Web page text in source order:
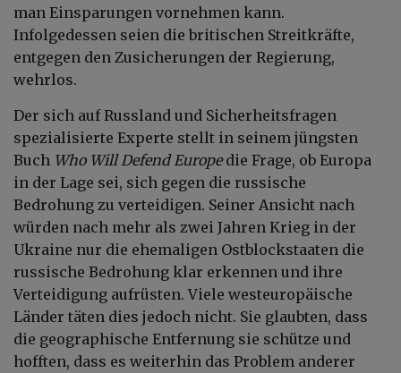
man Einsparungen vornehmen kann.
Infolgedessen seien die britischen Streitkräfte,
entgegen den Zusicherungen der Regierung,
wehrlos.
Der sich auf Russland und Sicherheitsfragen
spezialisierte Experte stellt in seinem jüngsten
Buch Who Will Defend Europedie Frage, ob Europa
in der Lage sei, sich gegen die russische
Bedrohung zu verteidigen. Seiner Ansicht nach
würden nach mehr als zwei Jahren Krieg in der
Ukraine nur die ehemaligen Ostblockstaaten die
russische Bedrohung klar erkennen und ihre
Verteidigung aufrüsten. Viele westeuropäische
Länder täten dies jedoch nicht. Sie glaubten, dass
die geographische Entfernung sie schütze und
hofften, dass es weiterhin das Problem anderer